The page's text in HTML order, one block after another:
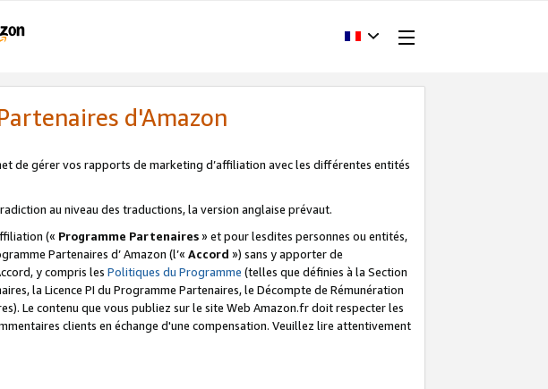
d'Amazon
de gérer vos rapports de marketing d’affiliation avec les différentes entités
au niveau des traductions, la version anglaise prévaut.
(« Programme Partenaires» et pour lesdites personnes ou entités,
Partenaires d’ Amazon (l’« Accord ») sans y apporter de
y compris les Politiques du Programme (telles que définies à la Section
la Licence PI du Programme Partenaires, le Décompte de Rémunération
Le contenu que vous publiez sur le site Web Amazon.fr doit respecter les
clients en échange d'une compensation. Veuillez lire attentivement